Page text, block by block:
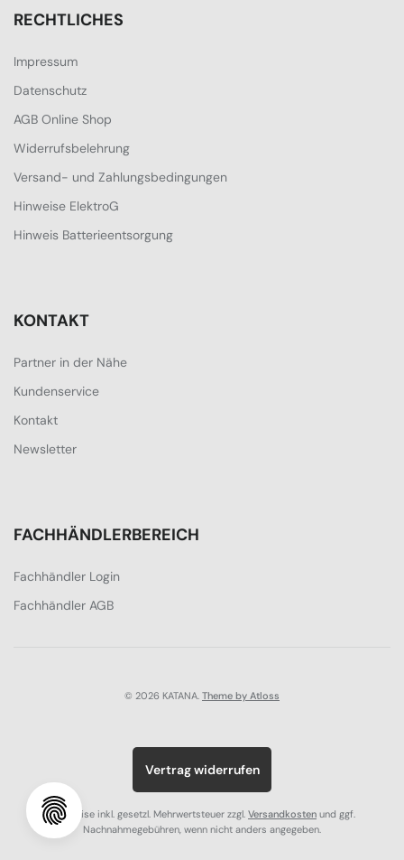
RECHTLICHES
Impressum
Datenschutz
AGB Online Shop
Widerrufsbelehrung
Versand- und Zahlungsbedingungen
Hinweise ElektroG
Hinweis Batterieentsorgung
KONTAKT
Partner in der Nähe
Kundenservice
Kontakt
Newsletter
FACHHÄNDLERBEREICH
Fachhändler Login
Fachhändler AGB
© 2026 KATANA. Theme by Atloss
Vertrag widerrufen
Alle Preise inkl. gesetzl. Mehrwertsteuer zzgl. Versandkosten und ggf.
Nachnahmegebühren, wenn nicht anders angegeben.